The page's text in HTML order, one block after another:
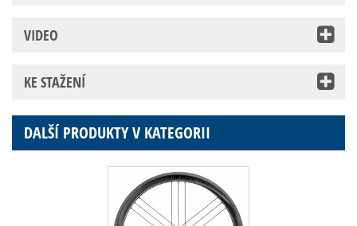
VIDEO
KE STAŽENÍ
DALŠÍ PRODUKTY V KATEGORII